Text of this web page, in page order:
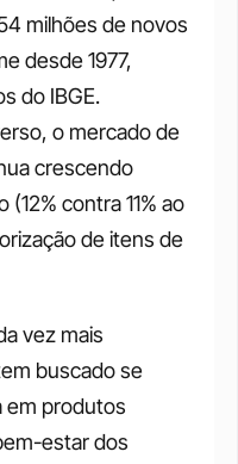
milhões de novos
desde 1977,
do IBGE.
o mercado de
crescendo
contra 11% ao
de itens de
vez mais
buscado se
em produtos
estar dos